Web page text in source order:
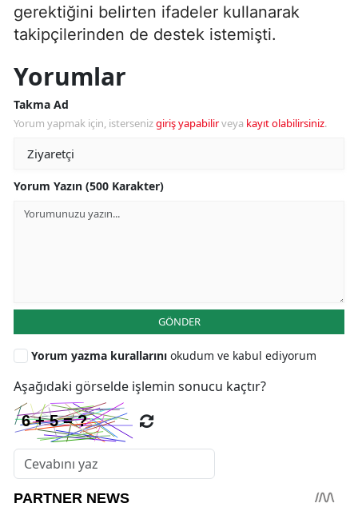
gerektiğini belirten ifadeler kullanarak
takipçilerinden de destek istemişti.
Yorumlar
Takma Ad
Yorum yapmak için, istersenizgiriş yapabilirveya kayıt olabilirsiniz.
Yorum Yazın (500 Karakter)
GÖNDER
Yorum yazma kurallarını okudum ve kabul ediyorum
Aşağıdaki görselde işlemin sonucu kaçtır?